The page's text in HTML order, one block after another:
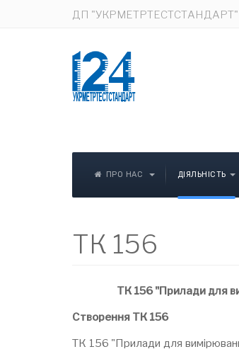
ДП "УКРМЕТРТЕСТСТАНДАРТ"
ПРО НАС ДІЯЛЬНІСТЬ
ТК 156
ТК 156 "Прилади для
Створення ТК 156
ТК 156 "Прилади для вимірювань